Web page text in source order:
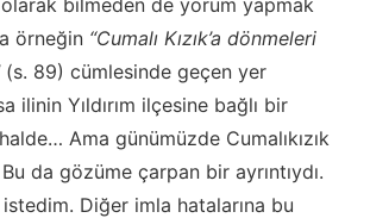
örneğin “Cumalı Kızık’a dönmeleri
(s. 89) cümlesinde geçen yer
ilinin Yıldırım ilçesine bağlı bir
Ama günümüzde Cumalıkızık
da gözüme çarpan bir ayrıntıydı.
Diğer imla hatalarına bu